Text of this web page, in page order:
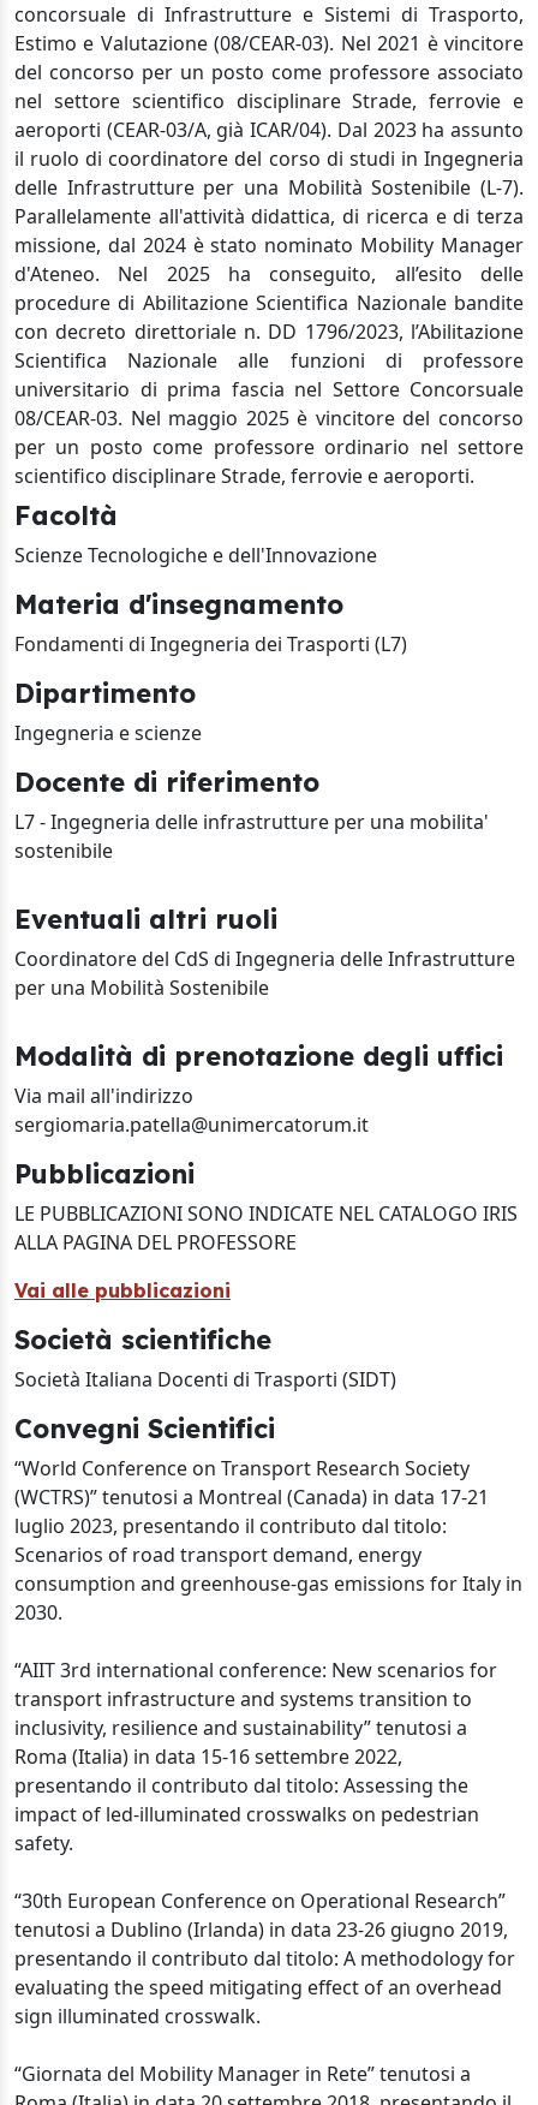
concorsuale di Infrastrutture e Sistemi di Trasporto,
Estimo e Valutazione (08/CEAR-03). Nel 2021 è vincitore
del concorso per un posto come professore associato
nel settore scientifico disciplinare Strade, ferrovie e
aeroporti (CEAR-03/A, già ICAR/04). Dal 2023 ha assunto
il ruolo di coordinatore del corso di studi in Ingegneria
delle Infrastrutture per una Mobilità Sostenibile (L-7).
Parallelamente all'attività didattica, di ricerca e di terza
missione, dal 2024 è stato nominato Mobility Manager
d'Ateneo. Nel 2025 ha conseguito, all’esito delle
procedure di Abilitazione Scientifica Nazionale bandite
con decreto direttoriale n. DD 1796/2023, l’Abilitazione
Scientifica Nazionale alle funzioni di professore
universitario di prima fascia nel Settore Concorsuale
08/CEAR-03. Nel maggio 2025 è vincitore del concorso
per un posto come professore ordinario nel settore
scientifico disciplinare Strade, ferrovie e aeroporti.
Facoltà
Scienze Tecnologiche e dell'Innovazione
Materia d'insegnamento
Fondamenti di Ingegneria dei Trasporti (L7)
Dipartimento
Ingegneria e scienze
Docente di riferimento
L7 - Ingegneria delle infrastrutture per una mobilita'
sostenibile
Eventuali altri ruoli
Coordinatore del CdS di Ingegneria delle Infrastrutture
per una Mobilità Sostenibile
Modalità di prenotazione degli uffici
Via mail all'indirizzo
sergiomaria.patella@unimercatorum.it
Pubblicazioni
LE PUBBLICAZIONI SONO INDICATE NEL CATALOGO IRIS
ALLA PAGINA DEL PROFESSORE
Vai alle pubblicazioni
Società scientifiche
Società Italiana Docenti di Trasporti (SIDT)
Convegni Scientifici
“World Conference on Transport Research Society
(WCTRS)” tenutosi a Montreal (Canada) in data 17-21
luglio 2023, presentando il contributo dal titolo:
Scenarios of road transport demand, energy
consumption and greenhouse-gas emissions for Italy in
2030.
“AIIT 3rd international conference: New scenarios for
transport infrastructure and systems transition to
inclusivity, resilience and sustainability” tenutosi a
Roma (Italia) in data 15-16 settembre 2022,
presentando il contributo dal titolo: Assessing the
impact of led-illuminated crosswalks on pedestrian
safety.
“30th European Conference on Operational Research”
tenutosi a Dublino (Irlanda) in data 23-26 giugno 2019,
presentando il contributo dal titolo: A methodology for
evaluating the speed mitigating effect of an overhead
sign illuminated crosswalk.
“Giornata del Mobility Manager in Rete” tenutosi a